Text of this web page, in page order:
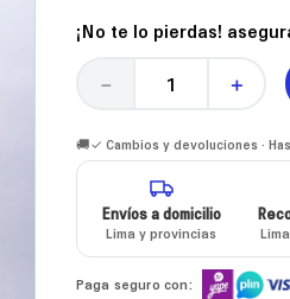
¡No te lo pierdas!
＋
－
🚚✓ Cambios y devoluciones ·
Envíos a domicilio
Lima y provincias
Paga seguro con: